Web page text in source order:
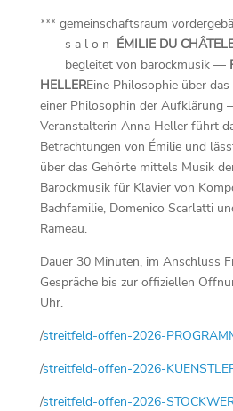
*** gemeinschaftsraum
s a l o n ÉMILIE DU
begleitet von barockmusik —
HELLEREine Philosophie über
einer Philosophin der Aufklärung
Veranstalterin Anna Heller führt
Betrachtungen von Émilie und
über das Gehörte mittels Musik
Barockmusik für Klavier von
Bachfamilie, Domenico Scarlatti
Rameau.
Dauer 30 Minuten, im Anschluss
Gespräche bis zur offiziellen
Uhr.
/streitfeld-offen-2026-
/streitfeld-offen-2026-
/streitfeld-offen-2026-